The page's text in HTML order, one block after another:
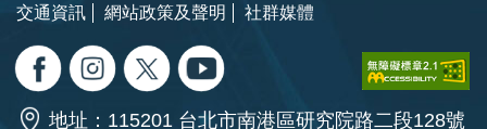
交通資訊 網站政策及聲明 社群媒體
地址：115201 台北市南港區研究院路二段128號